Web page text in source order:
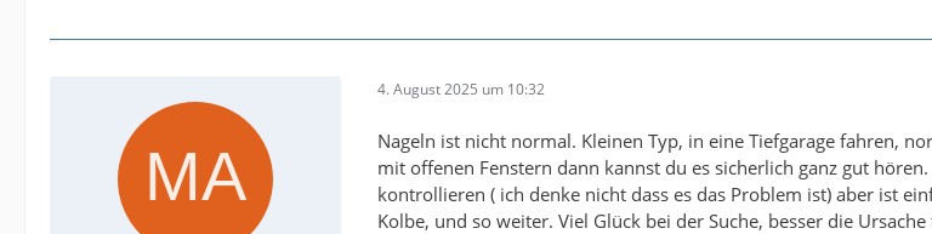
4. August 2025 um 10:32
Nageln ist nicht normal. Kleinen Typ, in eine Tiefgarage fahren,
mit offenen Fenstern dann kannst du es sicherlich ganz gut
kontrollieren ( ich denke nicht dass es das Problem ist) aber ist
Kolbe, und so weiter. Viel Glück bei der Suche, besser die